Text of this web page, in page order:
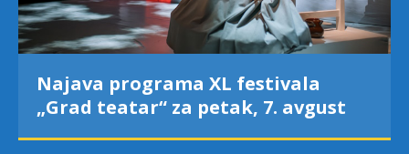
Najava programa XL festivala
„Grad teatar“ za petak, 7. avgust